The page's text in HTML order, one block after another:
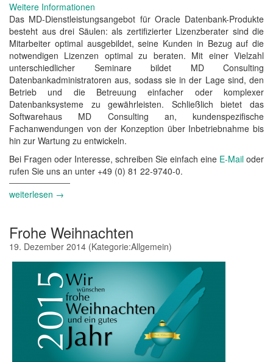
Weitere Informationen
Das MD-Dienstleistungsangebot für Oracle Datenbank-Produkte
besteht aus drei Säulen: als zertifizierter Lizenzberater sind die
Mitarbeiter optimal ausgebildet, seine Kunden in Bezug auf die
notwendigen Lizenzen optimal zu beraten. Mit einer Vielzahl
unterschiedlicher Seminare bildet MD Consulting
Datenbankadministratoren aus, sodass sie in der Lage sind, den
Betrieb und die Betreuung einfacher oder komplexer
Datenbanksysteme zu gewährleisten. Schließlich bietet das
Softwarehaus MD Consulting an, kundenspezifische
Fachanwendungen von der Konzeption über Inbetriebnahme bis
hin zur Wartung zu entwickeln.
Bei Fragen oder Interesse, schreiben Sie einfach eine E-Mail oder
rufen Sie uns an unter +49 (0) 81 22-9740-0.
weiterlesen →
Frohe Weihnachten
19. Dezember 2014 (Kategorie:Allgemein)